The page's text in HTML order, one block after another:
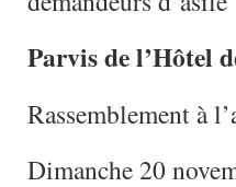
Parvis de l’Hôtel
Rassemblement à
Dimanche 20